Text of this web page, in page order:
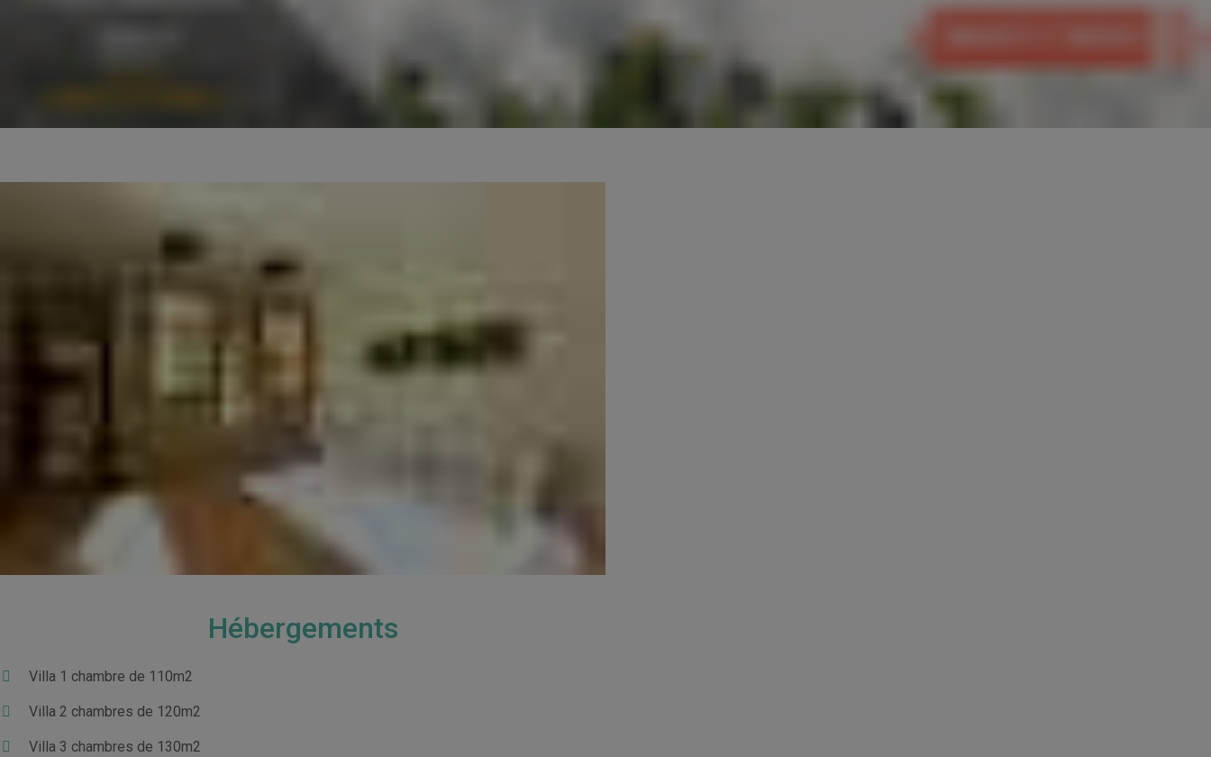
Hébergements
Villa 1 chambre de 110m2
Villa 2 chambres de 120m2
Villa 3 chambres de 130m2